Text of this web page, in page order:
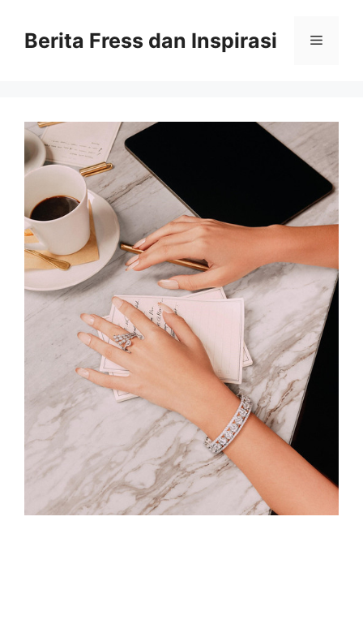
contentBerita Fress dan Inspirasi Menu